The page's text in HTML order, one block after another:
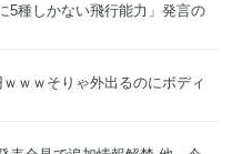
5種しかない飛行能力」発言の
ｗｗそりゃ外出るのにボディ